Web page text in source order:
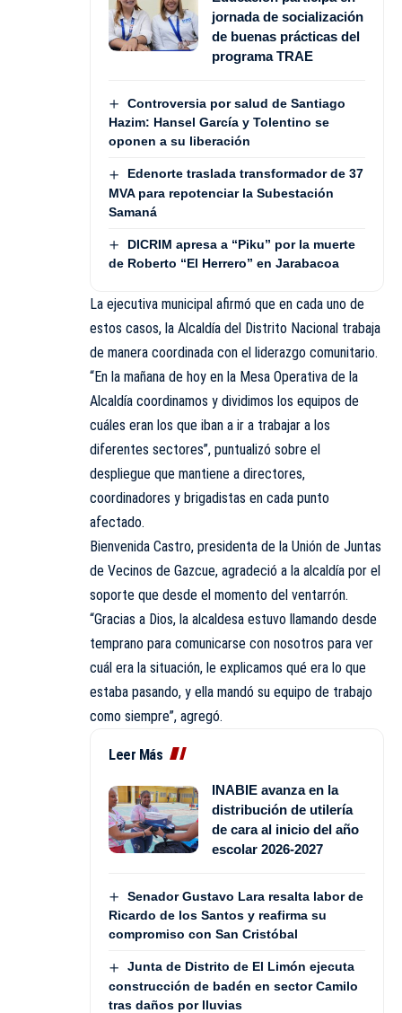
jornada de socialización
de buenas prácticas del
programa TRAE
Controversia por salud de Santiago
Hazim: Hansel García y Tolentino se
oponen a su liberación
Edenorte traslada transformador de 37
MVA para repotenciar la Subestación
Samaná
DICRIM apresa a “Piku” por la muerte
de Roberto “El Herrero” en Jarabacoa
La ejecutiva municipal afirmó que en cada uno de
estos casos, la Alcaldía del Distrito Nacional trabaja
de manera coordinada con el liderazgo comunitario.
“En la mañana de hoy en la Mesa Operativa de la
Alcaldía coordinamos y dividimos los equipos de
cuáles eran los que iban a ir a trabajar a los
diferentes sectores”, puntualizó sobre el
despliegue que mantiene a directores,
coordinadores y brigadistas en cada punto
afectado.
Bienvenida Castro, presidenta de la Unión de Juntas
de Vecinos de Gazcue, agradeció a la alcaldía por el
soporte que desde el momento del ventarrón.
“Gracias a Dios, la alcaldesa estuvo llamando desde
temprano para comunicarse con nosotros para ver
cuál era la situación, le explicamos qué era lo que
estaba pasando, y ella mandó su equipo de trabajo
como siempre”, agregó.
Leer Más
INABIE avanza en la
distribución de utilería
de cara al inicio del año
escolar 2026-2027
Senador Gustavo Lara resalta labor de
Ricardo de los Santos y reafirma su
compromiso con San Cristóbal
Junta de Distrito de El Limón ejecuta
construcción de badén en sector Camilo
tras daños por lluvias